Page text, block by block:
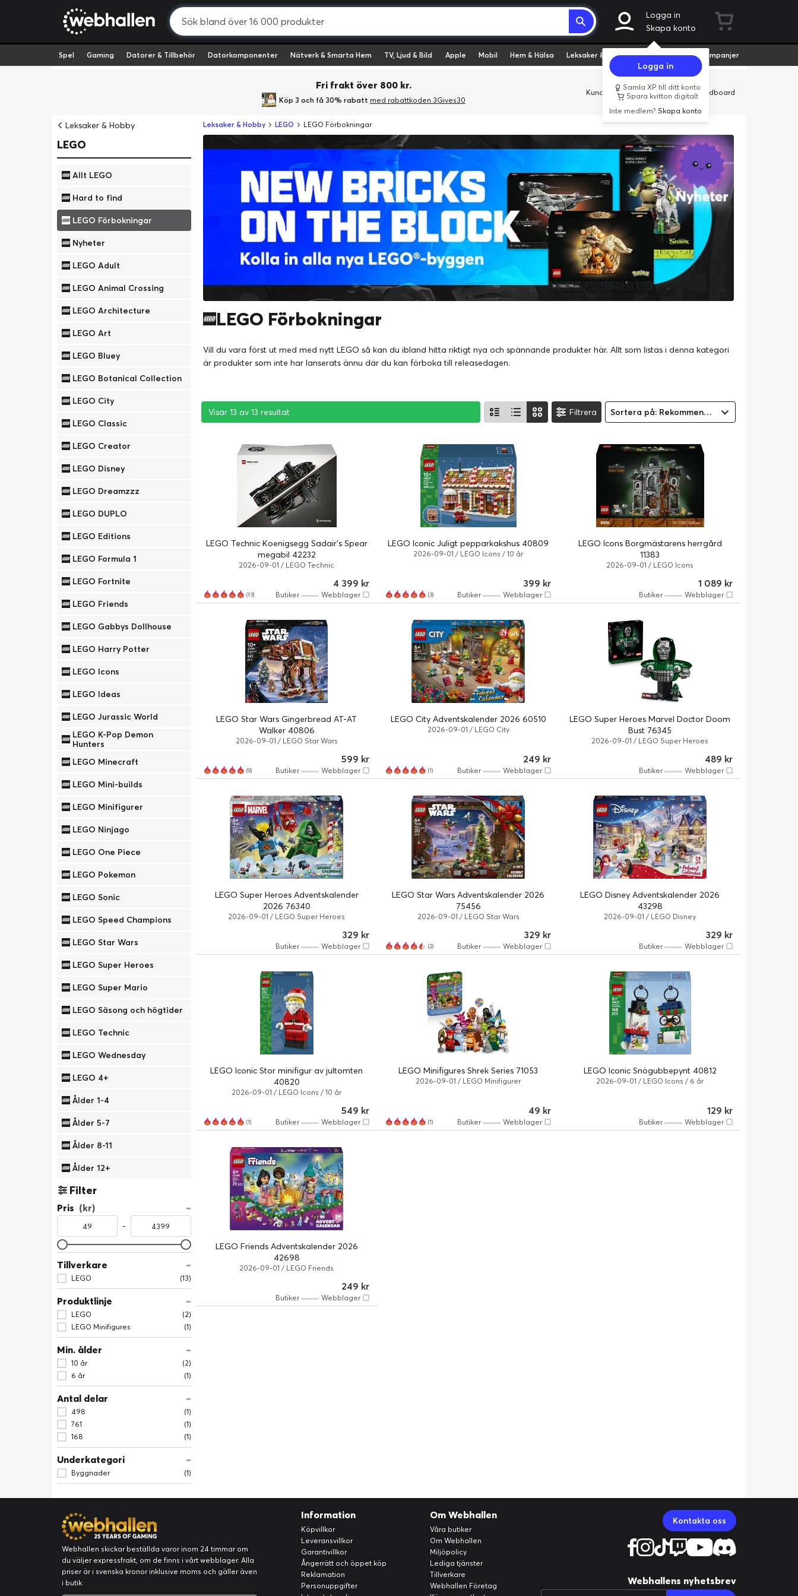
Logga in
Skapa konto
Logga in
Samla XP till ditt konto
Spara kvitton digitalt
Inte medlem?Skapa konto
Spel Gaming Datorer & Tillbehör Datorkomponenter Nätverk & Smarta Hem TV, Ljud & Bild Apple Mobil Hem & Hälsa Leksaker & Hobby Fyndvaror Kampanjer
Fri frakt över 800 kr.
Köp 3 och få 30% rabatt med rabattkoden 3Gives30
Kundservice Butiker Företag Cardboard
Leksaker & Hobby
LEGO
Allt LEGO
Hard to find
LEGO Förbokningar
Nyheter
LEGO Adult
LEGO Animal Crossing
LEGO Architecture
LEGO Art
LEGO Bluey
LEGO Botanical Collection
LEGO City
LEGO Classic
LEGO Creator
LEGO Disney
LEGO Dreamzzz
LEGO DUPLO
LEGO Editions
LEGO Formula 1
LEGO Fortnite
LEGO Friends
LEGO Gabbys Dollhouse
LEGO Harry Potter
LEGO Icons
LEGO Ideas
LEGO Jurassic World
LEGO K-Pop Demon
Hunters
LEGO Minecraft
LEGO Mini-builds
LEGO Minifigurer
LEGO Ninjago
LEGO One Piece
LEGO Pokemon
LEGO Sonic
LEGO Speed Champions
LEGO Star Wars
LEGO Super Heroes
LEGO Super Mario
LEGO Säsong och högtider
LEGO Technic
LEGO Wednesday
LEGO 4+
Ålder 1-4
Ålder 5-7
Ålder 8-11
Ålder 12+
Filter
Pris (kr)
-
Tillverkare
LEGO (13)
Produktlinje
LEGO
(2)
LEGO Minifigures
(1)
Min. ålder
10 år
(2)
6 år
(1)
Antal delar
498
(1)
761
(1)
168
(1)
Underkategori
Byggnader (1)
Leksaker & Hobby LEGO LEGO Förbokningar
LEGO Förbokningar
Vill du vara först ut med med nytt LEGO så kan du ibland hitta riktigt nya och spännande produkter här. Allt som listas i denna kategori
är produkter som inte har lanserats ännu där du kan förboka till releasedagen.
Visar 13 av 13 resultat
Visar 13 av 13 resultat
Visar 13 av 13 resultat Filtrera Sortera på: Rekommenderad
LEGO Technic Koenigsegg Sadair's Spear
megabil 42232
2026-09-01 / LEGO Technic
(13)
4 399 kr
Webblager
Butiker
LEGO Iconic Juligt pepparkakshus 40809
2026-09-01 / LEGO Icons / 10 år
(3)
399 kr
Webblager
Butiker
LEGO Icons Borgmästarens herrgård
11383
2026-09-01 / LEGO Icons
1 089 kr
Webblager
Butiker
LEGO Star Wars Gingerbread AT-AT
Walker 40806
2026-09-01 / LEGO Star Wars
(9)
599 kr
Webblager
Butiker
LEGO City Adventskalender 2026 60510
2026-09-01 / LEGO City
(1)
249 kr
Webblager
Butiker
LEGO Super Heroes Marvel Doctor Doom
Bust 76345
2026-09-01 / LEGO Super Heroes
489 kr
Webblager
Butiker
LEGO Super Heroes Adventskalender
2026 76340
2026-09-01 / LEGO Super Heroes
329 kr
Webblager
Butiker
LEGO Star Wars Adventskalender 2026
75456
2026-09-01 / LEGO Star Wars
(2)
329 kr
Webblager
Butiker
LEGO Disney Adventskalender 2026
43298
2026-09-01 / LEGO Disney
329 kr
Webblager
Butiker
LEGO Iconic Stor minifigur av jultomten
40820
2026-09-01 / LEGO Icons / 10 år
(1)
549 kr
Webblager
Butiker
LEGO Minifigures Shrek Series 71053
2026-09-01 / LEGO Minifigurer
(1)
49 kr
Webblager
Butiker
LEGO Iconic Snögubbepynt 40812
2026-09-01 / LEGO Icons / 6 år
129 kr
Webblager
Butiker
LEGO Friends Adventskalender 2026
42698
2026-09-01 / LEGO Friends
249 kr
Webblager
Butiker
Webhallen skickar beställda varor inom 24 timmar om
du väljer expressfrakt, om de finns i vårt webblager. Alla
priser är i svenska kronor inklusive moms och gäller även
i butik.
Information
Köpvillkor
Leveransvillkor
Garantivillkor
Ångerrätt och öppet köp
Reklamation
Personuppgifter
Om Webhallen
Våra butiker
Om Webhallen
Miljöpolicy
Lediga tjänster
Tillverkare
Webhallen Företag
Kontakta oss
Webhallens nyhetsbrev